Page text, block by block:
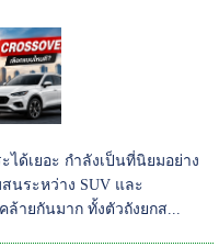
ด้เยอะ กำลังเป็นที่นิยมอย่าง
นระหว่าง SUV และ
ล้ายกันมาก ทั้งตัวถังยกส...